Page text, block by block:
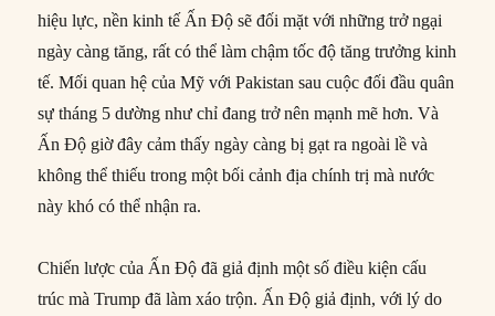
hiệu lực, nền kinh tế Ấn Độ sẽ đối mặt với những trở ngại
ngày càng tăng, rất có thể làm chậm tốc độ tăng trưởng kinh
tế. Mối quan hệ của Mỹ với Pakistan sau cuộc đối đầu quân
sự tháng 5 dường như chỉ đang trở nên mạnh mẽ hơn. Và
Ấn Độ giờ đây cảm thấy ngày càng bị gạt ra ngoài lề và
không thể thiếu trong một bối cảnh địa chính trị mà nước
này khó có thể nhận ra.
Chiến lược của Ấn Độ đã giả định một số điều kiện cấu
trúc mà Trump đã làm xáo trộn. Ấn Độ giả định, với lý do